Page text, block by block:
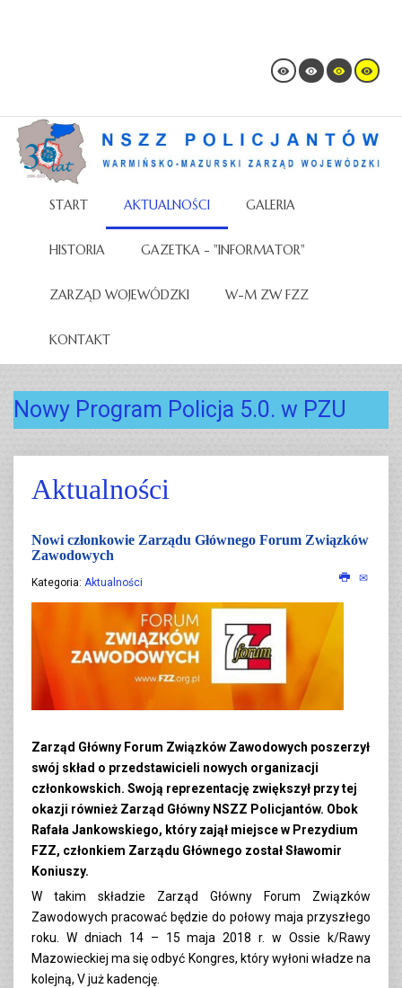
START AKTUALNOŚCI GALERIA
HISTORIA GAZETKA - "INFORMATOR"
ZARZĄD WOJEWÓDZKI W-M ZW FZZ
KONTAKT
Nowy Program Policja 5.0. w PZU
Aktualności
Nowi członkowie Zarządu Głównego Forum Związków
Zawodowych
Kategoria: Aktualności
Zarząd Główny Forum Związków Zawodowych poszerzył
swój skład o przedstawicieli nowych organizacji
członkowskich. Swoją reprezentację zwiększył przy tej
okazji również Zarząd Główny NSZZ Policjantów. Obok
Rafała Jankowskiego, który zajął miejsce w Prezydium
FZZ, członkiem Zarządu Głównego został Sławomir
Koniuszy.
W takim składzie Zarząd Główny Forum Związków
Zawodowych pracować będzie do połowy maja przyszłego
roku. W dniach 14 – 15 maja 2018 r. w Ossie k/Rawy
Mazowieckiej ma się odbyć Kongres, który wyłoni władze na
kolejną, V już kadencję.